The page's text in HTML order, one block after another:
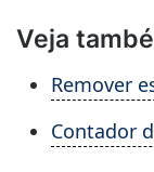
Veja
Remover
Contador